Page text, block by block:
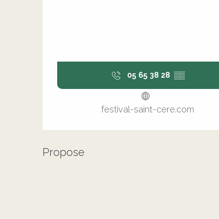
05 65 38 28 ▒▒
festival-saint-cere.com
Propose